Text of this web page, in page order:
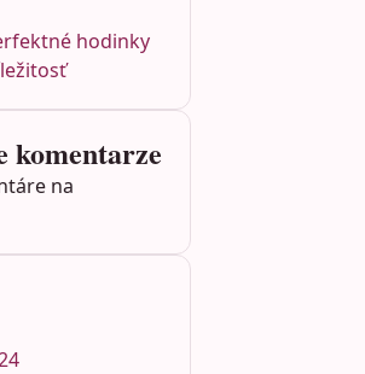
hodinky
komentarze
na